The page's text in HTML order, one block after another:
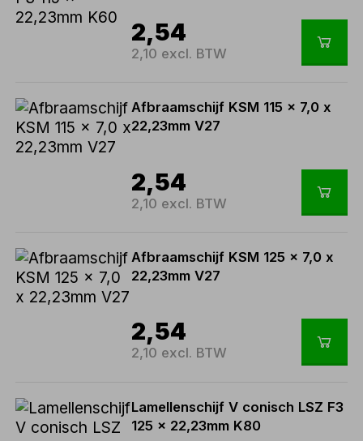
2,54
2,10 excl. BTW
Afbraamschijf KSM 115 x 7,0 x
22,23mm V27
2,54
2,10 excl. BTW
Afbraamschijf KSM 125 x 7,0 x
22,23mm V27
2,54
2,10 excl. BTW
Lamellenschijf V conisch LSZ F3
125 x 22,23mm K80